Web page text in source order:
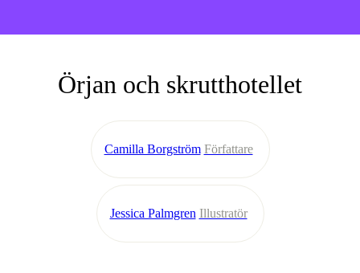
Örjan och skrutthotellet
Camilla Borgström Författare
Jessica Palmgren Illustratör